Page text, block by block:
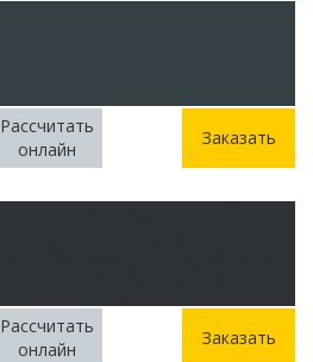
Рассчитать
онлайн
Заказать
Рассчитать
онлайн
Заказать